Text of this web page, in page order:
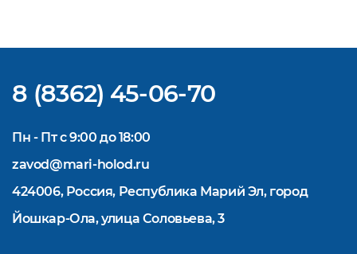
8 (8362) 45-06-70
Пн - Пт с 9:00 до 18:00
zavod@mari-holod.ru
424006, Россия, Республика Марий Эл, город
Йошкар-Ола, улица Соловьева, 3